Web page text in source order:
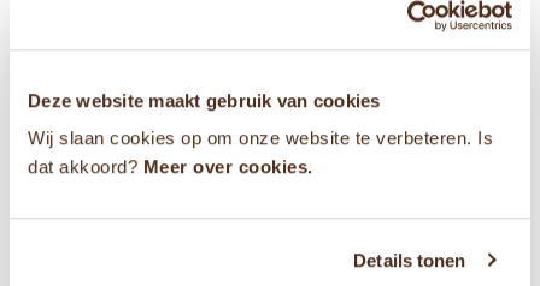
Deze website maakt gebruik van cookies
Wij slaan cookies op om onze website te verbeteren. Is
dat akkoord? Meer over cookies.
Details tonen